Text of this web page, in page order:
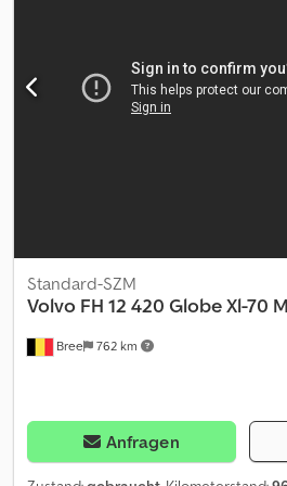
SCHALTGETRIEBE RADSTAND 4400 3
HINTERRADLUFTFEDERUNG
BORDWANDHÖHE 80+90
HYDRAULIKANLAGE FÜR ANHÄNGER
Bree 762 km
Standard-SZM
Volvo FH 12 420 Globe Xl-70
Anfragen